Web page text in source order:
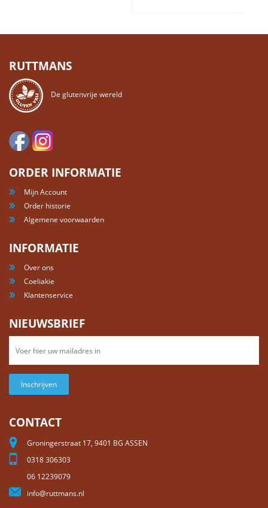
RUTTMANS
De glutenvrije wereld
ORDER INFORMATIE
Mijn Account
Order historie
Algemene voorwaarden
INFORMATIE
Over ons
Coeliakie
Klantenservice
NIEUWSBRIEF
Inschrijven
CONTACT
Groningerstraat 17, 9401 BG ASSEN
0318 306303
06 12239079
info@ruttmans.nl